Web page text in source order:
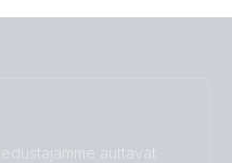
auttavat